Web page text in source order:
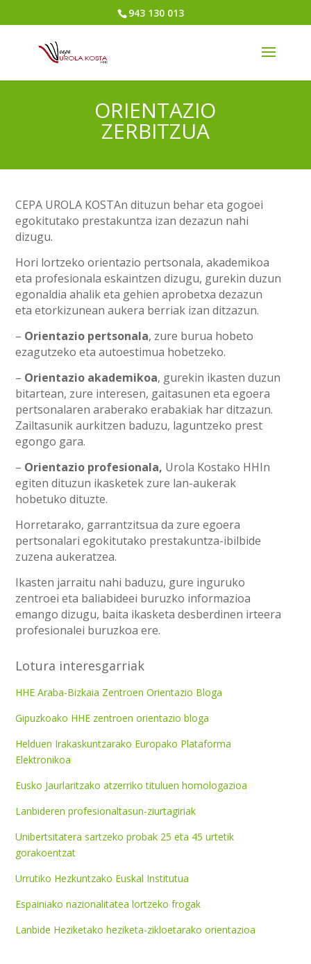
943 130 013
ORIENTAZIO
ZERBITZUA
CEPA UROLA KOSTAn dituzun behar eta gogoei
egokitutako prestakuntza izan dezazun nahi
dizugu.
Hori lortzeko orientazio pertsonala, akademikoa
eta profesionala eskaintzen dizugu, gurekin duzun
egonaldia ahalik eta gehien aprobetxa dezazun
eta etorkizunean aukera berriak izan ditzazun.
– Orientazio pertsonala, zure burua hobeto
ezagutzeko eta autoestimua hobetzeko.
– Orientazio akademikoa, gurekin ikasten duzun
bitartean, zure interesen, gaitasunen eta egoera
pertsonalaren araberako erabakiak har ditzazun.
Zailtasunik aurkitzen baduzu, laguntzeko prest
egongo gara.
– Orientazio profesionala, Urola Kostako HHIn
egiten dituzun ikasketek zure lan-aukerak
hobetuko dituzte.
Horretarako, garrantzitsua da zure egoera
pertsonalari egokitutako prestakuntza-ibilbide
zuzena aukeratzea.
Ikasten jarraitu nahi baduzu, gure inguruko
zentroei eta baliabideei buruzko informazioa
emango dizugu, baita ikasketa desberdinen irteera
profesionalei buruzkoa ere.
Lotura interesgarriak
HHE Araba-Bizkaia Zentroen Orientazio Bloga
Gipuzkoako HHE zentroen orientazio bloga
Helduen Irakaskuntzarako Europako Plataforma
Elektronikoa
Eusko Jaurlaritzako atzerriko tituluen homologazioa
Lanbideren profesionaltasun-ziurtagiriak
Unibertsitatera sartzeko probak 25 eta 45 urtetik
gorakoentzat
Urrutiko Hezkuntzako Euskal Institutua
Espainiako nazionalitatea lortzeko frogak
Lanbide Heziketako heziketa-zikloetarako orientazioa